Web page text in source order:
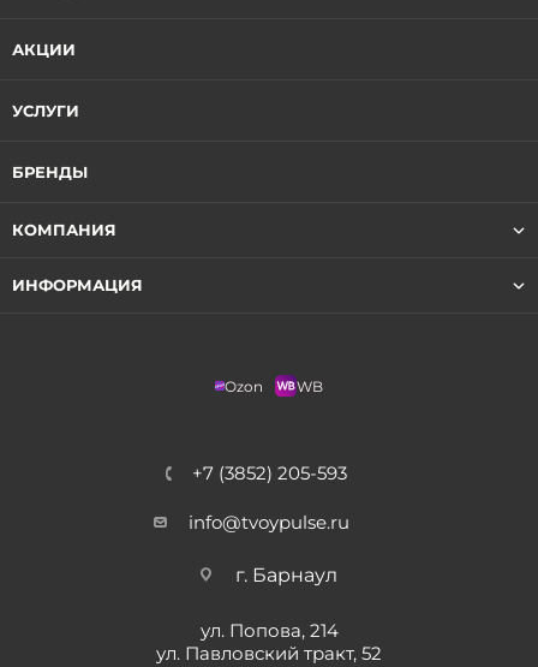
АКЦИИ
УСЛУГИ
БРЕНДЫ
КОМПАНИЯ
ИНФОРМАЦИЯ
Ozon WB
+7 (3852) 205-593
info@tvoypulse.ru
г. Барнаул
ул. Попова, 214
ул. Павловский тракт, 52